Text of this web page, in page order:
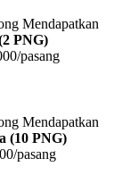
Mendapatkan
PNG)
pasang
Mendapatkan
(10 PNG)​
pasang